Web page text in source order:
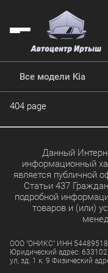
Все модели Kia
404 page
Данный
информационный
является публичной
Статьи 437
подробной
товаров и (или)
ООО "ОНИКС" ИНН
Юридический адрес:
ул, зд. 1 к. 9 Физический